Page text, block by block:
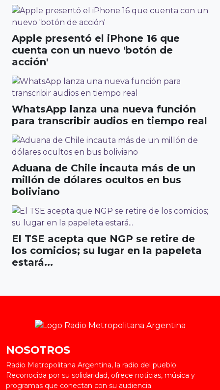
Apple presentó el iPhone 16 que
cuenta con un nuevo 'botón de
acción'
WhatsApp lanza una nueva función
para transcribir audios en tiempo real
Aduana de Chile incauta más de un
millón de dólares ocultos en bus
boliviano
El TSE acepta que NGP se retire de
los comicios; su lugar en la papeleta
estará...
NOSOTROS
Radio Metropolitana Argentina, la radio del pueblo.
Reconocida por su solidaridad, ofrece noticias, música y
programas que conectan con su audiencia.